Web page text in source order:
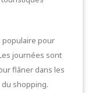
populaire pour
journées sont
flâner dans les
shopping.